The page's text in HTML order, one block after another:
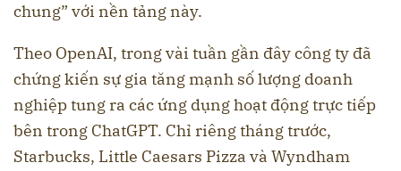
chung” với nền tảng này.
Theo OpenAI, trong vài tuần gần đây công ty đã
chứng kiến sự gia tăng mạnh số lượng doanh
nghiệp tung ra các ứng dụng hoạt động trực tiếp
bên trong ChatGPT. Chỉ riêng tháng trước,
Starbucks, Little Caesars Pizza và Wyndham